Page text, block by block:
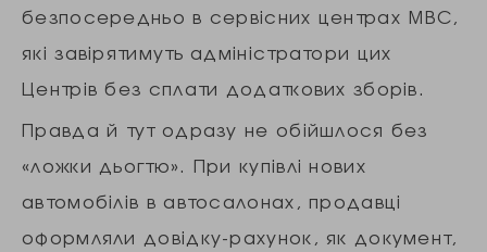
безпосередньо в сервісних центрах МВС,
які завірятимуть адміністратори цих
Центрів без сплати додаткових зборів.
Правда й тут одразу не обійшлося без
«ложки дьогтю». При купівлі нових
автомобілів в автосалонах, продавці
оформляли довідку-рахунок, як документ,